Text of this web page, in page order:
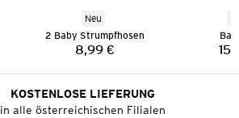
Neu
2 Baby Strumpfhosen
Preis:
8,99 €
KOSTENLOSE LIEFERUNG
in alle österreichischen Filialen